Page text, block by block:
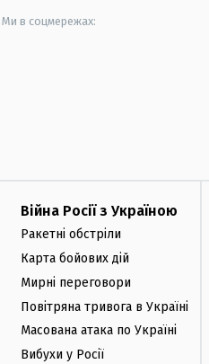
Ми в соцмережах:
Війна Росії з Україною
Ракетні обстріли
Карта бойових дій
Мирні переговори
Повітряна тривога в Україні
Масована атака по Україні
Вибухи у Росії